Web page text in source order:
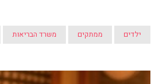
ילדים ממתקים משרד הבריאות